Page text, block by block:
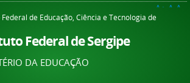
A+ A A-
de Educação, Ciência e Tecnologia de
Federal de Sergipe
DA EDUCAÇÃO